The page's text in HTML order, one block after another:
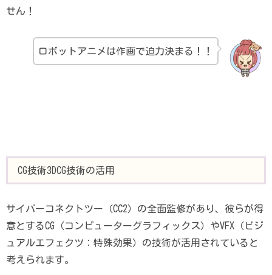
せん！
ロボットアニメは作画で迫力決まる！！
CG技術3DCG技術の活用
サイバーコネクトツー（CC2）の全面監修があり、彼らが得
意とするCG（コンピューターグラフィックス）やVFX（ビジ
ュアルエフェクツ：特殊効果）の技術が活用されていると
考えられます。